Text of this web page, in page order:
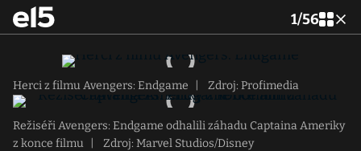
1/56
Herci z filmu Avengers: Endgame Zdroj: Profimedia
Režiséři Avengers: Endgame odhalili záhadu Captaina Ameriky
z konce filmu
Zdroj: Marvel Studios/Disney